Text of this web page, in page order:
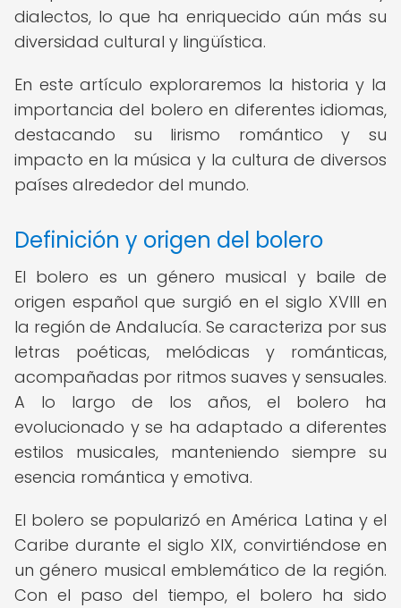
dialectos, lo que ha enriquecido aún más su
diversidad cultural y lingüística.
En este artículo exploraremos la historia y la
importancia del bolero en diferentes idiomas,
destacando su lirismo romántico y su
impacto en la música y la cultura de diversos
países alrededor del mundo.
Definición y origen del bolero
El bolero es un género musical y baile de
origen español que surgió en el siglo XVIII en
la región de Andalucía. Se caracteriza por sus
letras poéticas, melódicas y románticas,
acompañadas por ritmos suaves y sensuales.
A lo largo de los años, el bolero ha
evolucionado y se ha adaptado a diferentes
estilos musicales, manteniendo siempre su
esencia romántica y emotiva.
El bolero se popularizó en América Latina y el
Caribe durante el siglo XIX, convirtiéndose en
un género musical emblemático de la región.
Con el paso del tiempo, el bolero ha sido